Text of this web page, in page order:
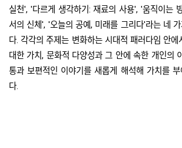
실천', '다르게 생각하기: 재료의 사용', '움직이는
서의 신체', '오늘의 공예, 미래를 그리다'라는 네
다. 각각의 주제는 변화하는 시대적 패러다임 안에
대한 가치, 문화적 다양성과 그 안에 속한 개인의
통과 보편적인 이야기를 새롭게 해석해 가치를
다.